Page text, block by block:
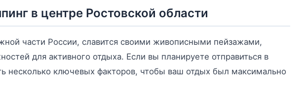
в центре Ростовской области
части России, славится своими живописными пейзажами,
для активного отдыха. Если вы планируете отправиться в
несколько ключевых факторов, чтобы ваш отдых был максимально